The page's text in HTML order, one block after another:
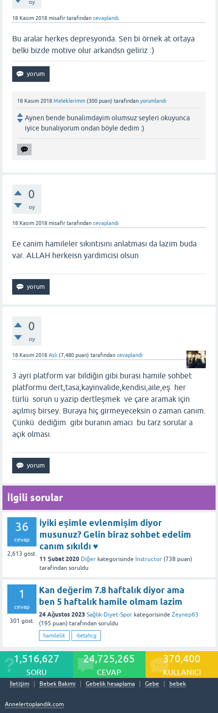
oy
18 Kasım 2018 misafir tarafından cevaplandı
Bu aralar herkes depresyonda. Sen bi örnek at ortaya
belki bizde motive olur arkandsn geliriz :)
18 Kasım 2018 Meleklerimm (300 puan) tarafından yorumlandı
Aynen bende bunalimdayim olumsuz seyleri okuyunca
iyice bunaliyorum ondan böyle dedim :)
0
oy
18 Kasım 2018 misafir tarafından cevaplandı
Ee canim hamileler sıkıntısını anlatması da lazim buda
var. ALLAH herkeisn yardimcisi olsun
0
oy
18 Kasım 2018 Aslı (7,480 puan) tarafından cevaplandı
3 ayri platform var bildiğin gibi.burasi hamile sohbet
platformu dert,tasa,kayinvalide,kendisi,aile,eş her
türlü sorun u yazip dertleşmek ve çare aramak için
açılmış birsey. Buraya hiç girmeyeceksin o zaman canım.
Çünkü dediğim gibi buranın amacı bu tarz sorular a
açık olması.
İlgili sorular
36
cevap
2,613 göst.
İyiki eşimle evlenmişim diyor
musunuz? Gelin biraz sohbet edelim
canım sıkıldı ♥️
11 Şubat 2020 Diğer kategorisinde İnstructor (738 puan)
tarafından soruldu
1
cevap
301 göst.
Kan değerim 7.8 haftalık diyor ama
ben 5 haftalık hamile olmam lazim
24 Ağustos 2023 Sağlık-Diyet-Spor kategorisinde Zeynep63
(195 puan) tarafından soruldu
hamilelik -betahcg
1,516,627
SORU
24,725,265
CEVAP
370,400
KULLANICI
İletişim Bebek Bakımı Gebelik hesaplama Gebe bebek
Annelertoplandik.com